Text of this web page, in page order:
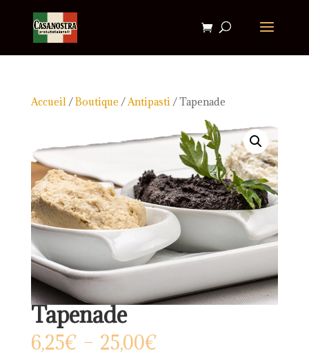
Accueil/Boutique /Antipasti/ Tapenade
Tapenade
6,25€ – 25,00€Plage